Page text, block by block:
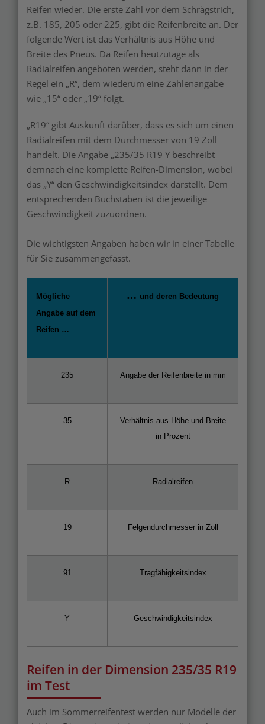
Reifen wieder. Die erste Zahl vor dem Schrägstrich,
z.B. 185, 205 oder 225, gibt die Reifenbreite an. Der
folgende Wert ist das Verhältnis aus Höhe und
Breite des Pneus. Da Reifen heutzutage als
Radialreifen angeboten werden, steht dann in der
Regel ein „R“, dem wiederum eine Zahlenangabe
wie „15“ oder „19“ folgt.
„R19“ gibt Auskunft darüber, dass es sich um einen
Radialreifen mit dem Durchmesser von 19 Zoll
handelt. Die Angabe „235/35 R19 Y beschreibt
demnach eine komplette Reifen-Dimension, wobei
das „Y“ den Geschwindigkeitsindex darstellt. Dem
entsprechenden Buchstaben ist die jeweilige
Geschwindigkeit zuzuordnen.
Die wichtigsten Angaben haben wir in einer Tabelle
für Sie zusammengefasst.
Mögliche
Angabe auf dem
Reifen …
… und deren Bedeutung
235 Angabe der Reifenbreite in mm
35
Verhältnis aus Höhe und Breite
in Prozent
R Radialreifen
19 Felgendurchmesser in Zoll
91 Tragfähigkeitsindex
Y Geschwindigkeitsindex
Reifen in der Dimension 235/35 R19
im Test
Auch im Sommerreifentest werden nur Modelle der